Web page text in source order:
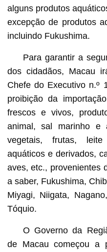
alguns produtos
excepção de produtos
incluindo Fukushima.
Para garantir a
dos cidadãos, Macau
Chefe do Executivo n.º
proibição da
frescos e vivos,
animal, sal marinho e
vegetais, frutas,
aquáticos e derivados,
aves, etc., provenientes
a saber, Fukushima,
Miyagi, Niigata,
Tóquio.
O Governo da
de Macau começou a